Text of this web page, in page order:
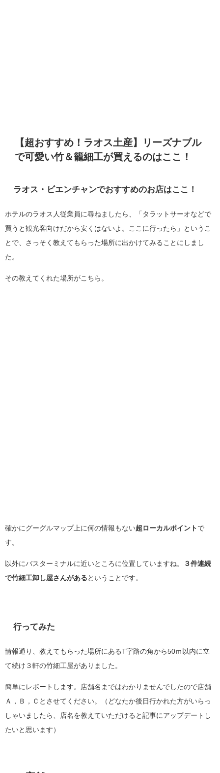
【超おすすめ！ラオス土産】リーズナブル
で可愛い竹＆籠細工が買えるのはここ！
ラオス・ビエンチャンでおすすめのお店はここ！
ホテルのラオス人従業員に尋ねましたら、「タラットサーオなどで
買うと観光客向けだから安くはないよ。ここに行ったら」というこ
とで、さっそく教えてもらった場所に出かけてみることにしまし
た。
その教えてくれた場所がこちら。
確かにグーグルマップ上に何の情報もない超ローカルポイント で
す。
以外にバスターミナルに近いところに位置していますね。 ３件連続
で竹細工卸し屋さんがある ということです。
行ってみた
情報通り、教えてもらった場所にあるT字路の角から50ｍ以内に立
て続け３軒の竹細工屋がありました。
簡単にレポートします。店舗名まではわかりませんでしたので店舗
Ａ，Ｂ，Ｃとさせてください。（どなたか後日行かれた方がいらっ
しゃいましたら、店名を教えていただけると記事にアップデートし
たいと思います）